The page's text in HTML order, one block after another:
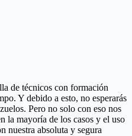
de técnicos con formación
Y debido a esto, no esperarás
Pero no solo con eso nos
la mayoría de los casos y el uso
nuestra absoluta y segura